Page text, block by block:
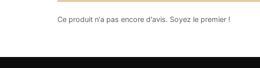
Ce produit n'a pas encore d'avis. Soyez le premier !